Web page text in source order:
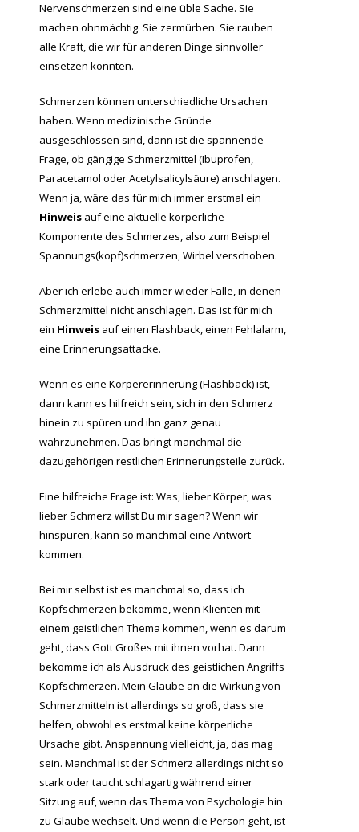
Nervenschmerzen sind eine üble Sache. Sie
machen ohnmächtig. Sie zermürben. Sie rauben
alle Kraft, die wir für anderen Dinge sinnvoller
einsetzen könnten.
Schmerzen können unterschiedliche Ursachen
haben. Wenn medizinische Gründe
ausgeschlossen sind, dann ist die spannende
Frage, ob gängige Schmerzmittel (Ibuprofen,
Paracetamol oder Acetylsalicylsäure) anschlagen.
Wenn ja, wäre das für mich immer erstmal ein
Hinweis auf eine aktuelle körperliche
Komponente des Schmerzes, also zum Beispiel
Spannungs(kopf)schmerzen, Wirbel verschoben.
Aber ich erlebe auch immer wieder Fälle, in denen
Schmerzmittel nicht anschlagen. Das ist für mich
ein Hinweis auf einen Flashback, einen Fehlalarm,
eine Erinnerungsattacke.
Wenn es eine Körpererinnerung (Flashback) ist,
dann kann es hilfreich sein, sich in den Schmerz
hinein zu spüren und ihn ganz genau
wahrzunehmen. Das bringt manchmal die
dazugehörigen restlichen Erinnerungsteile zurück.
Eine hilfreiche Frage ist: Was, lieber Körper, was
lieber Schmerz willst Du mir sagen? Wenn wir
hinspüren, kann so manchmal eine Antwort
kommen.
Bei mir selbst ist es manchmal so, dass ich
Kopfschmerzen bekomme, wenn Klienten mit
einem geistlichen Thema kommen, wenn es darum
geht, dass Gott Großes mit ihnen vorhat. Dann
bekomme ich als Ausdruck des geistlichen Angriffs
Kopfschmerzen. Mein Glaube an die Wirkung von
Schmerzmitteln ist allerdings so groß, dass sie
helfen, obwohl es erstmal keine körperliche
Ursache gibt. Anspannung vielleicht, ja, das mag
sein. Manchmal ist der Schmerz allerdings nicht so
stark oder taucht schlagartig während einer
Sitzung auf, wenn das Thema von Psychologie hin
zu Glaube wechselt. Und wenn die Person geht, ist